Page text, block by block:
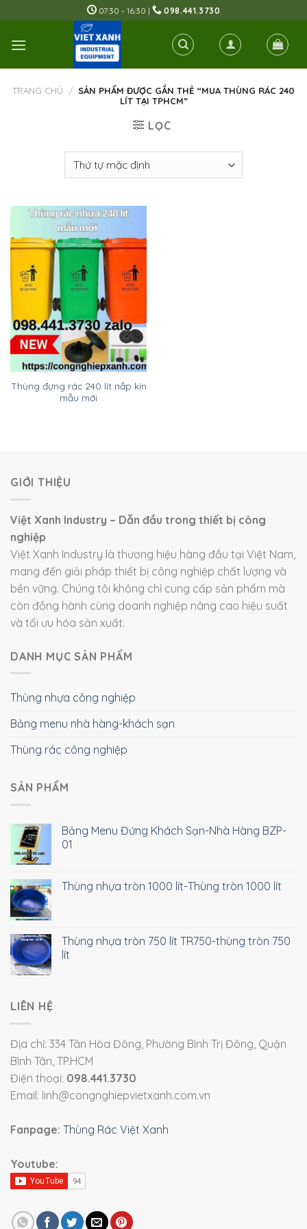
to
content
07:30 - 16:30 | 098.441.3730
TRANG CHỦ / SẢN PHẨM ĐƯỢC GẮN THẺ “MUA THÙNG RÁC 240
LÍT TẠI TPHCM”
LỌC
Thùng đựng rác 240 lít nắp kín
mẫu mới
GIỚI THIỆU
Việt Xanh Industry – Dẫn đầu trong thiết bị công
nghiệp
Việt Xanh Industry là thương hiệu hàng đầu tại Việt Nam,
mang đến giải pháp thiết bị công nghiệp chất lượng và
bền vững. Chúng tôi không chỉ cung cấp sản phẩm mà
còn đồng hành cùng doanh nghiệp nâng cao hiệu suất
và tối ưu hóa sản xuất.
DANH MỤC SẢN PHẨM
Thùng nhựa công nghiệp
Bảng menu nhà hàng-khách sạn
Thùng rác công nghiệp
SẢN PHẨM
Bảng Menu Đứng Khách Sạn-Nhà Hàng BZP-
01
Thùng nhựa tròn 1000 lít-Thùng tròn 1000 lít
Thùng nhựa tròn 750 lít TR750-thùng tròn 750
lít
LIÊN HỆ
Địa chỉ: 334 Tân Hòa Đông, Phường Bình Trị Đông, Quận
Bình Tân, TP.HCM
Điện thoại: 098.441.3730
Email: linh@congnghiepvietxanh.com.vn
Fanpage: Thùng Rác Việt Xanh
Youtube: